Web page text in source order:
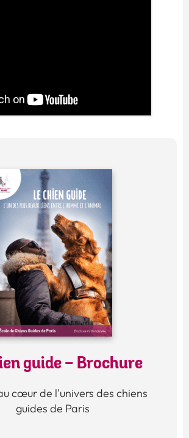
guide - Brochure
cœur de l'univers des chiens
guides de Paris